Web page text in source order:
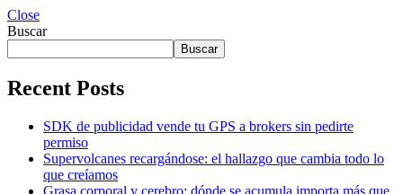
Close
Buscar
Buscar
Recent Posts
SDK de publicidad vende tu GPS a brokers sin pedirte
permiso
Supervolcanes recargándose: el hallazgo que cambia todo lo
que creíamos
Grasa corporal y cerebro: dónde se acumula importa más que